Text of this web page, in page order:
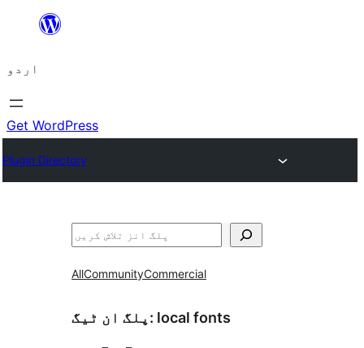
چھوڑیں
پر
جائیں
اردو
Get WordPress
Plugin Directory
تلاش
AllCommunityCommercial
پلگ ان ٹیگ: local fonts